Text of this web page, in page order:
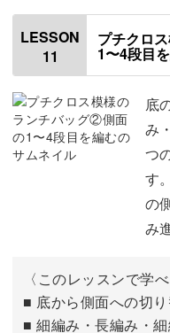
使用材料・道具
編み方について
底部分の作り目を編
底部分の1段目を編む
底部分の2段目を編む
底部分の3〜7段目を
LESSON
11
プチクロ
1〜4段目
底
み
つ
す
の
み
〈このレッスンで学べ
■ 底から側面への切
■ 細編み・長編み・